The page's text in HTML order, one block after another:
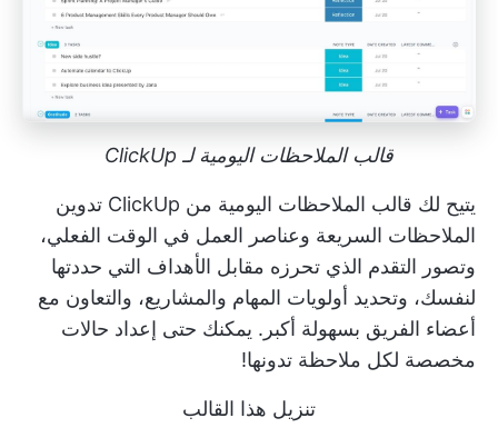
قالب الملاحظات اليومية لـ ClickUp
يتيح لك قالب الملاحظات اليومية من ClickUp تدوين
الملاحظات السريعة وعناصر العمل في الوقت الفعلي،
وتصور التقدم الذي تحرزه مقابل الأهداف التي حددتها
لنفسك، وتحديد أولويات المهام والمشاريع، والتعاون مع
أعضاء الفريق بسهولة أكبر. يمكنك حتى إعداد حالات
مخصصة لكل ملاحظة تدونها!
تنزيل هذا القالب